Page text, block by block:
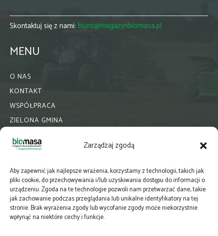
Zarządzaj zgodą
Aby zapewnić jak najlepsze wrażenia, korzystamy z technologii, takich jak
pliki cookie, do przechowywania i/lub uzyskiwania dostępu do informacji o
urządzeniu. Zgoda na te technologie pozwoli nam przetwarzać dane, takie
jak zachowanie podczas przeglądania lub unikalne identyfikatory na tej
stronie. Brak wyrażenia zgody lub wycofanie zgody może niekorzystnie
wpłynąć na niektóre cechy i funkcje.
Skontaktuj się z nami: biuro@magazynbiomasa.pl
MENU
O NAS
KONTAKT
WSPÓŁPRACA
ZIELONA GMINA
NEWSLETTER
E-WYDANIE
KATALOGI BRANŻOWE
POLITYKA PRYWATNOŚCI